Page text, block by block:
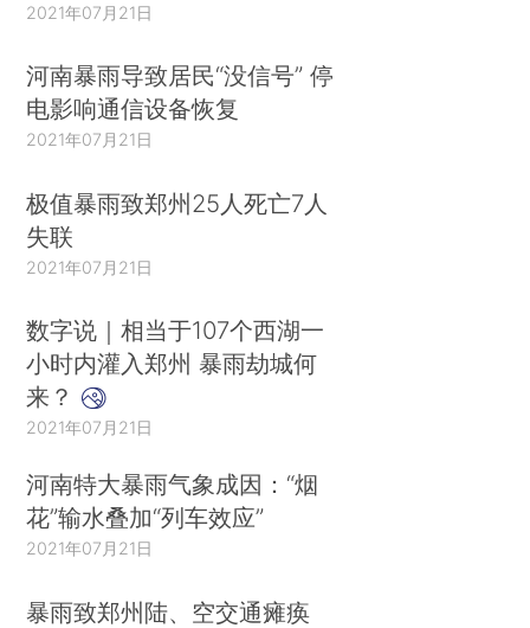
2021年07月21日
河南暴雨导致居民“没信号” 停
电影响通信设备恢复
2021年07月21日
极值暴雨致郑州25人死亡7人
失联
2021年07月21日
数字说｜相当于107个西湖一
小时内灌入郑州 暴雨劫城何
来？
2021年07月21日
河南特大暴雨气象成因：“烟
花”输水叠加“列车效应”
2021年07月21日
暴雨致郑州陆、空交通瘫痪